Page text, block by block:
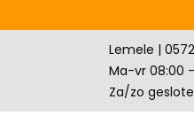
Lemele | 0572
Ma-vr 08:00
Za/zo